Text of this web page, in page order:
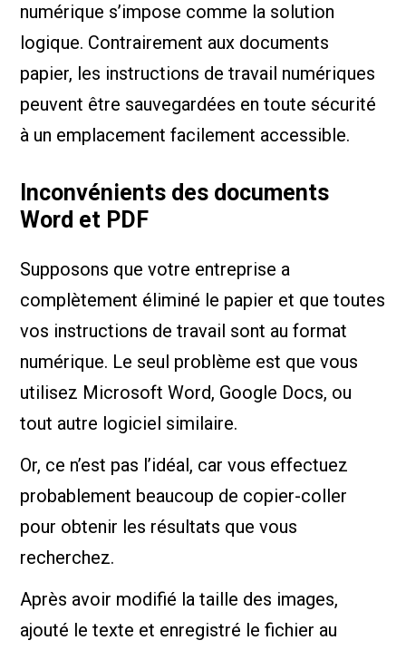
numérique s’impose comme la solution
logique. Contrairement aux documents
papier, les instructions de travail numériques
peuvent être sauvegardées en toute sécurité
à un emplacement facilement accessible.
Inconvénients des documents
Word et PDF
Supposons que votre entreprise a
complètement éliminé le papier et que toutes
vos instructions de travail sont au format
numérique. Le seul problème est que vous
utilisez Microsoft Word, Google Docs, ou
tout autre logiciel similaire.
Or, ce n’est pas l’idéal, car vous effectuez
probablement beaucoup de copier-coller
pour obtenir les résultats que vous
recherchez.
Après avoir modifié la taille des images,
ajouté le texte et enregistré le fichier au